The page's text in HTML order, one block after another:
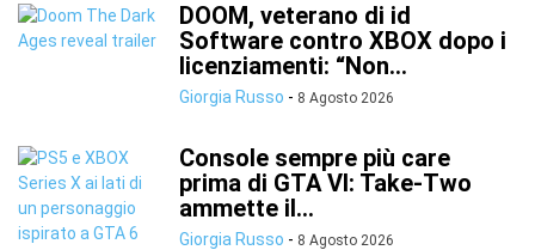
DOOM, veterano di id
Software contro XBOX dopo i
licenziamenti: “Non...
Giorgia Russo - 8 Agosto 2026
Console sempre più care
prima di GTA VI: Take-Two
ammette il...
Giorgia Russo - 8 Agosto 2026